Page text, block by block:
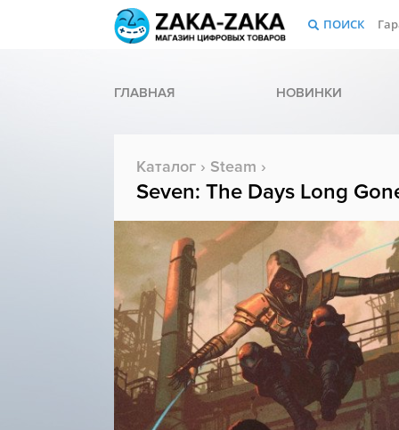
ПОИСК
ГЛАВНАЯ НОВИНКИ
Каталог › Steam ›
Seven: The Days Long